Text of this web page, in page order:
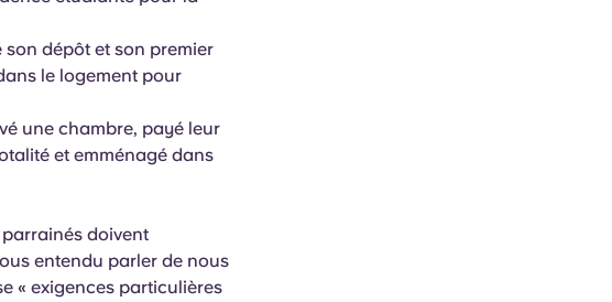
son dépôt et son premier
le logement pour
une chambre, payé leur
et emménagé dans
doivent
entendu parler de nous
« exigences particulières